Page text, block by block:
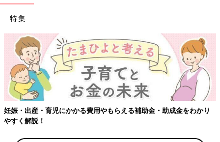
特集
【ワクチン接種できるものも】妊婦の感染症対策、知っておいて！